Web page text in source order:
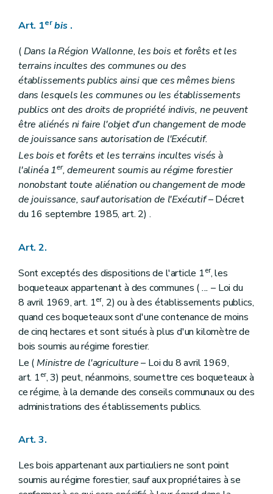
Section 3
Art. 48
Art. 49
Art. 50
Titre VI Des exploitations
Section 1 Dispositions générales
Art. 51
Art. 52
Art. 53
Art. 54
Art. 55
Art. 56
Art. 57
Art. 58
Art. 59
Art. 60
Art. 61
Art. 65
Art. 66
Art. 67
Art. 68
Section 2 Dispositions applicables aux bois des communes seulement
Art. 69
Titre VII Réarpentages et recolements
Art. 70
Art. 71
Art. 72
Art. 73
Art. 74
Art. 75
Art. 78
Art. 79
Art. 80
Art. 81
Art. 1er bis.
(Dans la Région Wallonne, les bois et forêts et les
terrains incultes des communes ou des
établissements publics ainsi que ces mêmes biens
dans lesquels les communes ou les établissements
publics ont des droits de propriété indivis, ne peuvent
être aliénés ni faire l'objet d'un changement de mode
de jouissance sans autorisation de l'Exécutif.
Les bois et forêts et les terrains incultes visés à
l'alinéa 1er, demeurent soumis au régime forestier
nonobstant toute aliénation ou changement de mode
de jouissance, sauf autorisation de l'Exécutif– Décret
du 16 septembre 1985, art. 2) .
Art. 2.
Sont exceptés des dispositions de l'article 1er, les
boqueteaux appartenant à des communes (... – Loi du
8 avril 1969, art. 1er, 2) ou à des établissements publics,
quand ces boqueteaux sont d'une contenance de moins
de cinq hectares et sont situés à plus d'un kilomètre de
bois soumis au régime forestier.
Le (Ministre de l'agriculture– Loi du 8 avril 1969,
art. 1er, 3) peut, néanmoins, soumettre ces boqueteaux à
ce régime, à la demande des conseils communaux ou des
administrations des établissements publics.
Art. 3.
Les bois appartenant aux particuliers ne sont point
soumis au régime forestier, sauf aux propriétaires à se